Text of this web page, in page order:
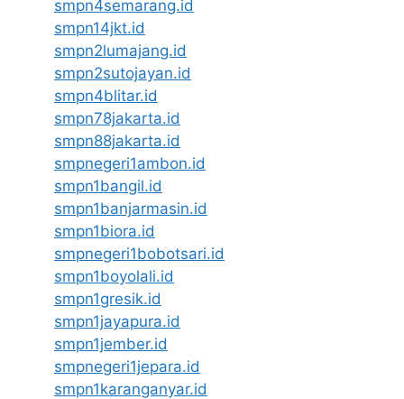
smpn4semarang.id
smpn14jkt.id
smpn2lumajang.id
smpn2sutojayan.id
smpn4blitar.id
smpn78jakarta.id
smpn88jakarta.id
smpnegeri1ambon.id
smpn1bangil.id
smpn1banjarmasin.id
smpn1biora.id
smpnegeri1bobotsari.id
smpn1boyolali.id
smpn1gresik.id
smpn1jayapura.id
smpn1jember.id
smpnegeri1jepara.id
smpn1karanganyar.id